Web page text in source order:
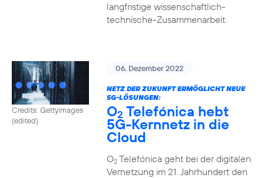
langfristige wissenschaftlich-
technische-Zusammenarbeit.
Credits: Gettyimages
(edited)
06. Dezember 2022
NETZ DER ZUKUNFT ERMÖGLICHT NEUE
5G-LÖSUNGEN:
O2 Telefónica hebt
5G-Kernnetz in die
Cloud
O2Telefónica geht bei der digitalen
Vernetzung im 21. Jahrhundert den